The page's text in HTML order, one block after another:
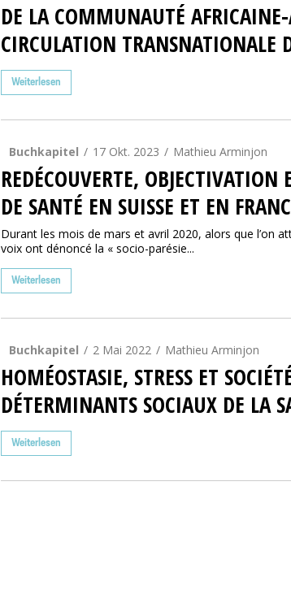
DE LA COMMUNAUTÉ
CIRCULATION TRANSNATIONALE
Weiterlesen
Buchkapitel 17 Okt. 2023 Mathieu Arminjon
REDÉCOUVERTE,
DE SANTÉ EN SUISSE ET EN
Durant les mois de mars et avril 2020, alors que l’on
voix ont dénoncé la « socio-parésie...
Weiterlesen
Buchkapitel 2 Mai 2022 Mathieu Arminjon
HOMÉOSTASIE, STRESS ET
DÉTERMINANTS SOCIAUX DE LA
Weiterlesen